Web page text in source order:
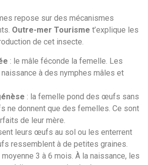
repose sur des mécanismes
Outre-mer Tourisme t’explique les
de cet insecte.
: le mâle féconde la femelle. Les
à des nymphes mâles et
: la femelle pond des œufs sans
ne donnent que des femelles. Ce sont
de leur mère.
leurs œufs au sol ou les enterrent
ressemblent à de petites graines.
moyenne 3 à 6 mois. À la naissance, les